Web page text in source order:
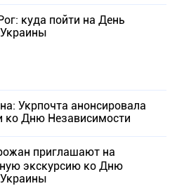
куда пойти на День
Укрпочта анонсировала
ко Дню Независимости
приглашают на
экскурсию ко Дню